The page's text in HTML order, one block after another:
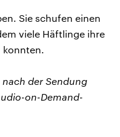
Sie schufen einen
viele Häftlinge ihre
konnten.
nach der Sendung
on-Demand-